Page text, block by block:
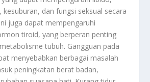
kesuburan, dan fungsi seksual secara
juga dapat mempengaruhi
tiroid, yang berperan penting
tubuh. Gangguan pada
menyebabkan berbagai masalah
peningkatan berat badan,